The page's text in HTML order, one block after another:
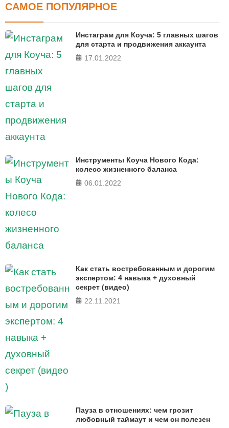
Тест FERMI
в 5 главных сферах
САМОЕ ПОПУЛЯРНОЕ
Инстаграм для Коуча: 5 главных шагов
для старта и продвижения аккаунта
17.01.2022
Инструменты Коуча Нового Кода:
колесо жизненного баланса
06.01.2022
Как стать востребованным и дорогим
экспертом: 4 навыка + духовный
секрет (видео)
22.11.2021
Пауза в отношениях: чем грозит
любовный таймаут и чем он полезен